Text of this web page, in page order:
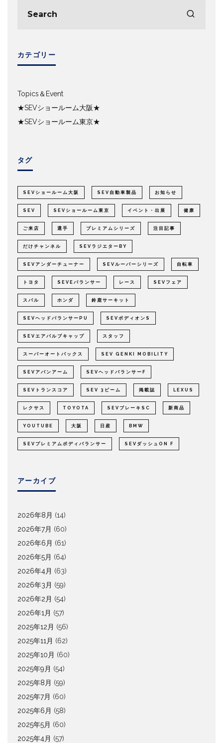
カテゴリー
Topics＆Event
★SEVショールーム大阪★
★SEVショールーム東京★
タグ
SEVショールーム大阪 SEV自動車製品 お知らせ
SEV SEVショールーム東京 イベント・出展 健康
ご来店 選手 プレミアムシリーズ 注目記事
だけチャンネル SEVラジエターBY
SEVアンダーチューナー SEVルーパーシリーズ 自転車
トヨタ SEVEバランサー レース SEVフェア
スバル ホンダ 鈴鹿サーキット
SEVヘッドバランサーPU SEVボディオンS
SEVエアバルブキャップ スタッフ
スーパーオートバックス SEV GENKI MOBILITY
SEVアバンアーム SEVヘッドバランサーF
SEVトランスコア SEV 3ビーム 掲載誌 LEXUS
レクサス TOYOTA SEVブレーキSC 新商品
YOUTUBE 大阪 日産 BMW
SEVプレミアムボディバランサー SEVダッシュON F
アーカイブ
2026年8月 (14)
2026年7月 (60)
2026年6月 (61)
2026年5月 (64)
2026年4月 (63)
2026年3月 (59)
2026年2月 (54)
2026年1月 (57)
2025年12月 (56)
2025年11月 (62)
2025年10月 (60)
2025年9月 (54)
2025年8月 (59)
2025年7月 (60)
2025年6月 (58)
2025年5月 (60)
2025年4月 (57)